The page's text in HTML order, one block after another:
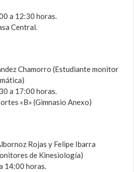
a 12:30 horas.
Central.
Chamorro (Estudiante monitor
a 17:00 horas.
«B» (Gimnasio Anexo)
Rojas y Felipe Ibarra
de Kinesiología)
14:00 horas.